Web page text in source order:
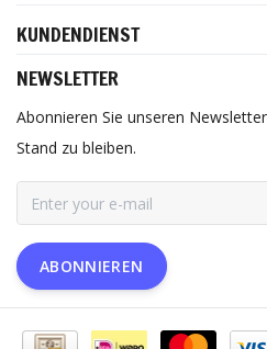
KUNDENDIENST
NEWSLETTER
Abonnieren Sie unseren
Stand zu bleiben.
ABONNIEREN